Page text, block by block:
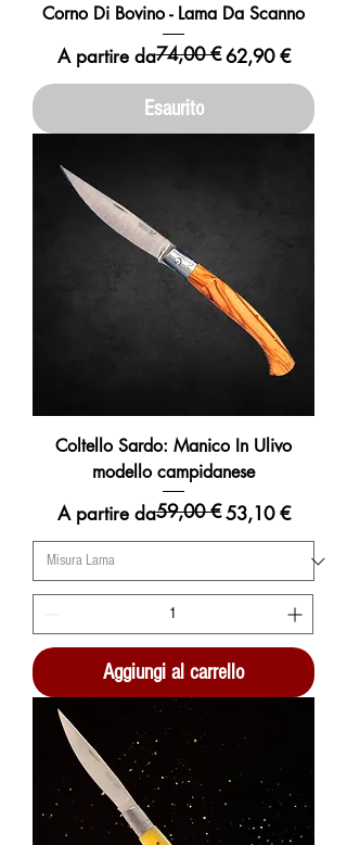
Corno Di Bovino - Lama Da Scanno
A partire da
Prezzo regolare74,00 € 62,90 €
Prezzo scontato
Esaurito
Coltello Sardo: Manico In Ulivo
modello campidanese
A partire da
Prezzo regolare59,00 € 53,10 €
Prezzo scontato
Aggiungi al carrello